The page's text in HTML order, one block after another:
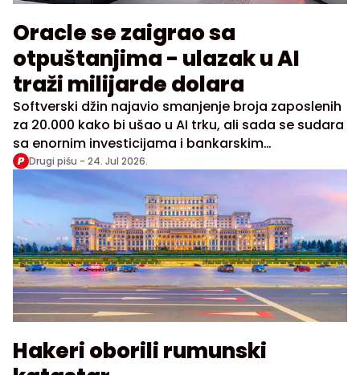
Oracle se zaigrao sa
otpuštanjima - ulazak u AI
traži milijarde dolara
Softverski džin najavio smanjenje broja zaposlenih
za 20.000 kako bi ušao u AI trku, ali sada se sudara
sa enornim investicijama i bankarskim
garancijama
Drugi pišu - 24. Jul 2026.
Hakeri oborili rumunski